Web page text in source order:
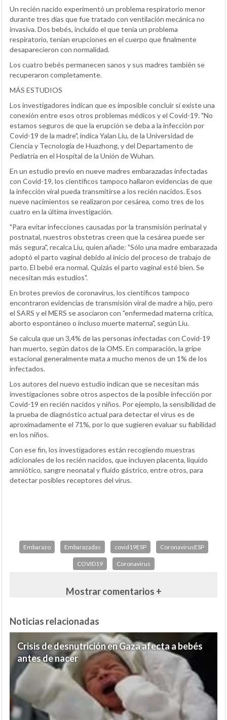
Un recién nacido experimentó un problema respiratorio menor
durante tres días que fue tratado con ventilación mecánica no
invasiva. Dos bebés, incluido el que tenía un problema
respiratorio, tenían erupciones en el cuerpo que finalmente
desaparecieron con normalidad.
Los cuatro bebés permanecen sanos y sus madres también se
recuperaron completamente.
MÁS ESTUDIOS
Los investigadores indican que es imposible concluir si existe una
conexión entre esos otros problemas médicos y el Covid-19. "No
estamos seguros de que la erupción se deba a la infección por
Covid-19 de la madre", indica Yalan Liu, de la Universidad de
Ciencia y Tecnología de Huazhong, y del Departamento de
Pediatría en el Hospital de la Unión de Wuhan.
En un estudio previo en nueve madres embarazadas infectadas
con Covid-19, los científicos tampoco hallaron evidencias de que
la infección viral pueda transmitirse a los recién nacidos. Esos
nueve nacimientos se realizaron por cesárea, como tres de los
cuatro en la última investigación.
"Para evitar infecciones causadas por la transmisión perinatal y
postnatal, nuestros obstetras creen que la cesárea puede ser
más segura", recalca Liu, quien añade: "Sólo una madre embarazada
adoptó el parto vaginal debido al inicio del proceso de trabajo de
parto. El bebé era normal. Quizás el parto vaginal esté bien. Se
necesitan más estudios".
En brotes previos de coronavirus, los científicos tampoco
encontraron evidencias de transmisión viral de madre a hijo, pero
el SARS y el MERS se asociaron con "enfermedad materna crítica,
aborto espontáneo o incluso muerte materna", según Liu.
Se calcula que un 3,4% de las personas infectadas con Covid-19
han muerto, según datos de la OMS. En comparación, la gripe
estacional generalmente mata a mucho menos de un 1% de los
infectados.
Los autores del nuevo estudio indican que se necesitan más
investigaciones sobre otros aspectos de la posible infección por
Covid-19 en recién nacidos y niños. Por ejemplo, la sensibilidad de
la prueba de diagnóstico actual para detectar el virus es de
aproximadamente el 71%, por lo que sugieren evaluar su fiabilidad
en los niños.
Con ese fin, los investigadores están recogiendo muestras
adicionales de los recién nacidos, que incluyen placenta, líquido
amniótico, sangre neonatal y fluido gástrico, entre otros, para
detectar posibles receptores del virus.
Embarazo Embarazadas covid19ESP CoronavirusESP
COVID19 Coronavirus
Mostrar comentarios +
Noticias relacionadas
Crisis de desnutrición en Gaza afecta a bebés
antes de nacer